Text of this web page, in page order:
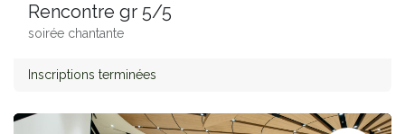
Rencontre gr 5/5
soirée chantante
Inscriptions terminées